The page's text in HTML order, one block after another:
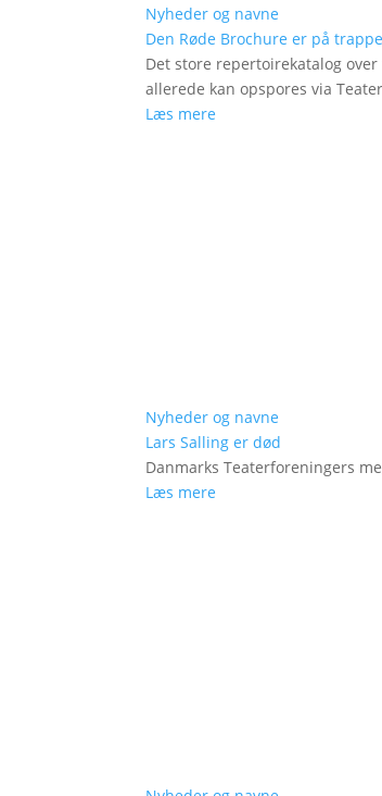
Nyheder og navne
Den Røde Brochure er på
Det store repertoirekatalog
allerede kan opspores via
Læs mere
Nyheder og navne
Lars Salling er død
Danmarks Teaterforeningers
Læs mere